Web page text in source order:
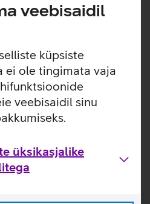
veebisaidil
küpsiste
ei ole tingimata vaja
veebisaidil sinu
üksikasjalike
sinu iPad 10.9
on nii klaviatuur kui ümbris
trükkimiskogemust
võimaldab täpselt kõiki
disain sisaldab eemaldavat
mis mõlemad kinnituvad
Magic Keyboard Folio